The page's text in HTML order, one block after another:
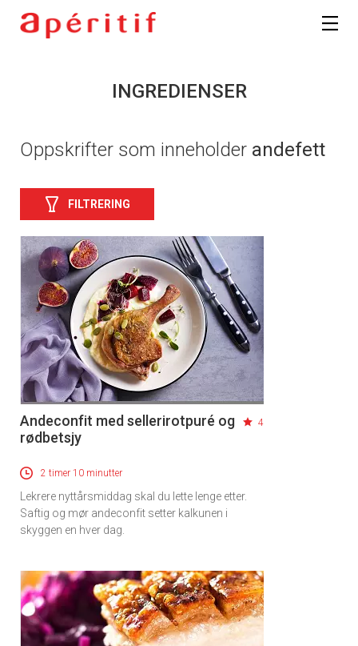
INGREDIENSER
Oppskrifter som inneholder andefett
FILTRERING
Andeconfit med sellerirotpuré og
rødbetsjy
4
2 timer 10 minutter
Lekrere nyttårsmiddag skal du lette lenge etter.
Saftig og mør andeconfit setter kalkunen i
skyggen en hver dag.